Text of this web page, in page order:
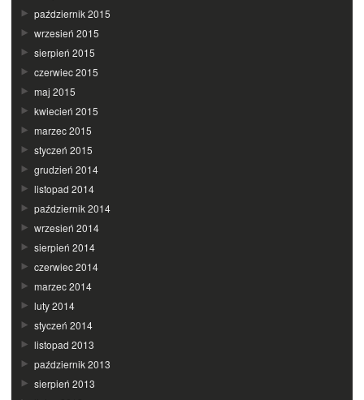
październik 2015
wrzesień 2015
sierpień 2015
czerwiec 2015
maj 2015
kwiecień 2015
marzec 2015
styczeń 2015
grudzień 2014
listopad 2014
październik 2014
wrzesień 2014
sierpień 2014
czerwiec 2014
marzec 2014
luty 2014
styczeń 2014
listopad 2013
październik 2013
sierpień 2013